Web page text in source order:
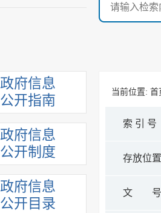
政府信息
公开指南
政府信息
公开制度
政府信息
公开目录
当前位置: 首
索 引 号
存放位
文